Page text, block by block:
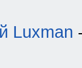
Luxman